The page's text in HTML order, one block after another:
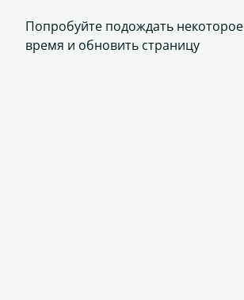
Попробуйте подождать некоторое
время и обновить страницу